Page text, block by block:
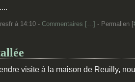
à 14:10 - Commentaires […] - Permalien [
visite à la maison de Reuilly,